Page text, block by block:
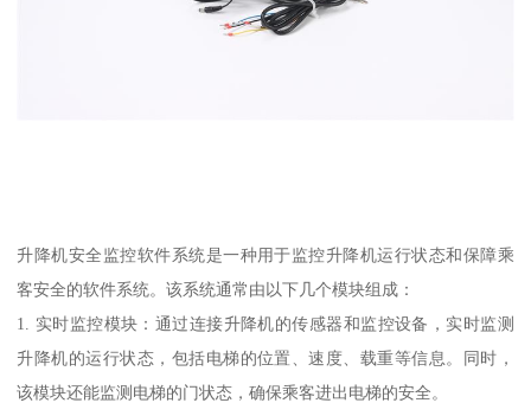
升降机安全监控软件系统是一种用于监控升降机运行状态和保障乘
客安全的软件系统。该系统通常由以下几个模块组成：
1. 实时监控模块：通过连接升降机的传感器和监控设备，实时监测
升降机的运行状态，包括电梯的位置、速度、载重等信息。同时，
该模块还能监测电梯的门状态，确保乘客进出电梯的安全。